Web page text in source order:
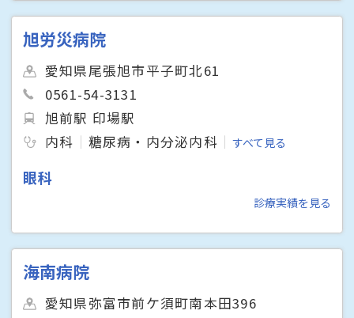
旭労災病院
愛知県尾張旭市平子町北61
0561-54-3131
旭前駅 印場駅
内科
糖尿病・内分泌内科 すべて見る
眼科
診療実績を見る
海南病院
愛知県弥富市前ケ須町南本田396